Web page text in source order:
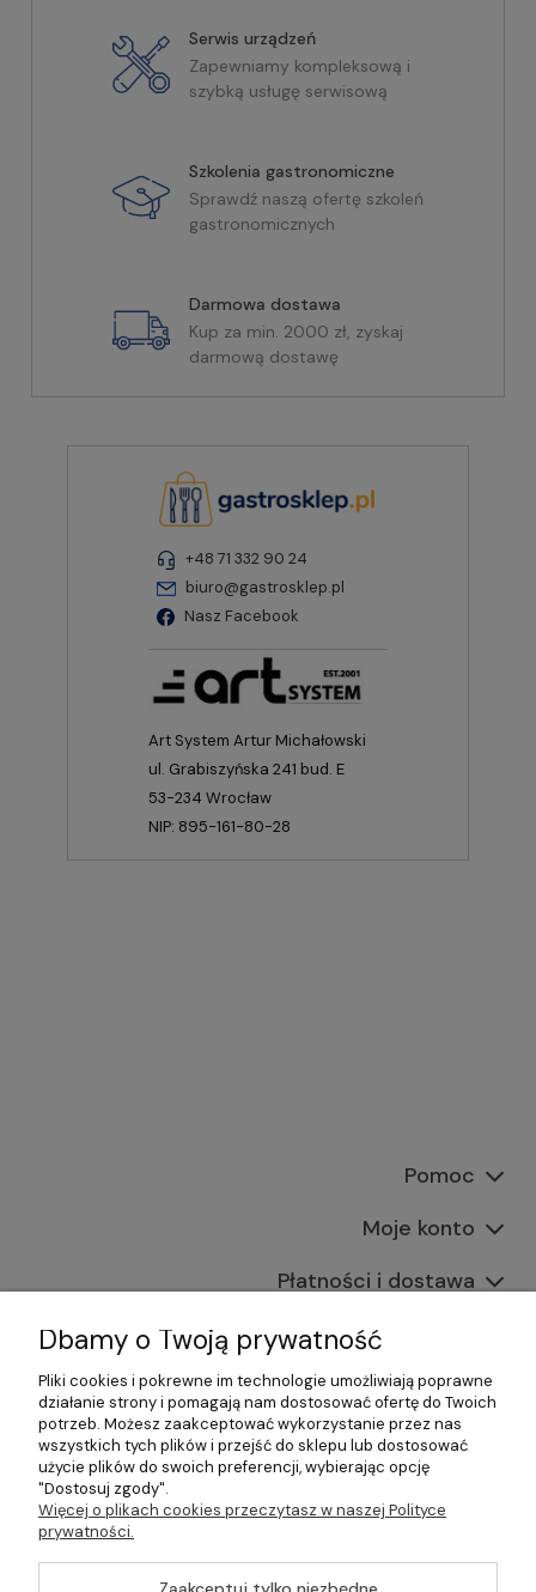
Serwis urządzeń
Zapewniamy kompleksową i
szybką usługę serwisową
Szkolenia gastronomiczne
Sprawdź naszą ofertę szkoleń
gastronomicznych
Darmowa dostawa
Kup za min. 2000 zł, zyskaj
darmową dostawę
+48 71 332 90 24
biuro@gastrosklep.pl
Nasz Facebook
Art System Artur Michałowski
ul. Grabiszyńska 241 bud. E
53-234 Wrocław
NIP: 895-161-80-28
Pomoc
Moje konto
Płatności i dostawa
Informacje
O nas
©2026 Wszelkie Prawa Zastrzeżone | Gastrosklep |
Wyposażenie gastronomii, restauracji oraz barów
Szablon Master byEcommercy
Dbamy o Twoją prywatność
Pliki cookies i pokrewne im technologie umożliwiają poprawne
działanie strony i pomagają nam dostosować ofertę do Twoich
potrzeb. Możesz zaakceptować wykorzystanie przez nas
wszystkich tych plików i przejść do sklepu lub dostosować
użycie plików do swoich preferencji, wybierając opcję
"Dostosuj zgody".
Więcej o plikach cookies przeczytasz w naszej Polityce
prywatności.